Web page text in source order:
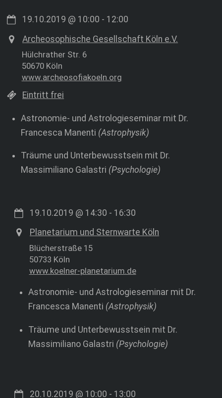
19.10.2019 @ 10:00 - 12:00
Archeosophische Gesellschaft Köln e.V.
Hülchrather Str. 6
50670 Köln
www.archeosofiakoeln.org
Eintritt frei
Astronomie- und Astrologieseminar mit Dr.
Francesca Manenti (Astrophysik)
Träume und Unterbewusstsein mit Dr.
Massimiliano Galastri (Psychologie)
19.10.2019 @ 14:30 - 16:30
Planetarium und Sternwarte Köln
Blücherstraße 15
50733 Köln
www.koelner-planetarium.de
Astronomie- und Astrologieseminar mit Dr.
Francesca Manenti (Astrophysik)
Träume und Unterbewusstsein mit Dr.
Massimiliano Galastri (Psychologie)
20.10.2019 @ 10:00 - 13:00